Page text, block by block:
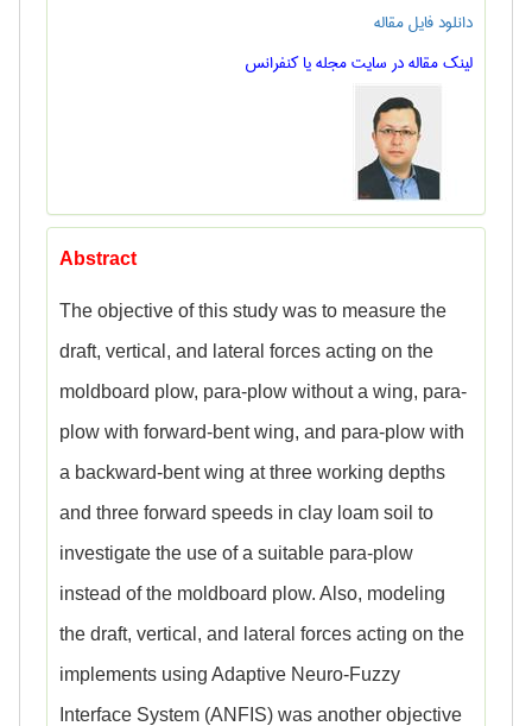
دانلود فایل مقاله
لینک مقاله در سایت مجله یا کنفرانس
Abstract
The objective of this study was to measure the
draft, vertical, and lateral forces acting on the
moldboard plow, para-plow without a wing, para-
plow with forward-bent wing, and para-plow with
a backward-bent wing at three working depths
and three forward speeds in clay loam soil to
investigate the use of a suitable para-plow
instead of the moldboard plow. Also, modeling
the draft, vertical, and lateral forces acting on the
implements using Adaptive Neuro-Fuzzy
Interface System (ANFIS) was another objective